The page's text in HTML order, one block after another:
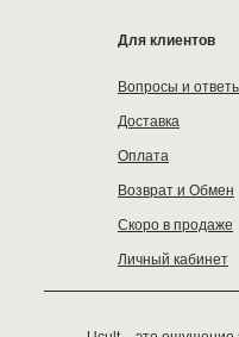
Для клиентов
Вопросы и
Доставка
Оплата
Возврат и Обмен
Скоро в продаже
Личный кабинет